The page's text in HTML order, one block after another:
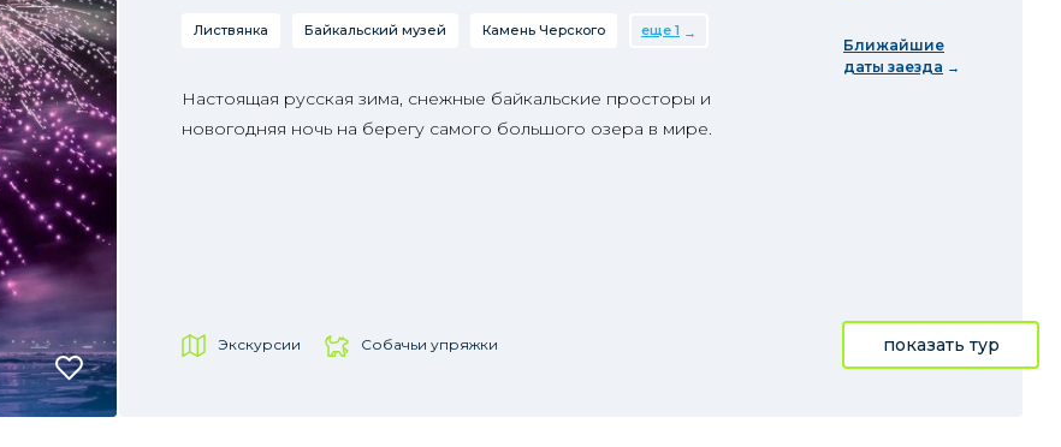
Ближайшие
даты заезда
Листвянка Байкальский музей Камень Черского еще 1
Настоящая русская зима, снежные байкальские просторы и
новогодняя ночь на берегу самого большого озера в мире.
Экскурсии Собачьи упряжки показать тур